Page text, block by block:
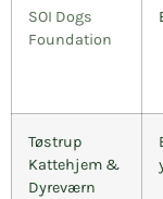
SOI Dogs
Foundation
Tøstrup
Kattehjem &
Dyreværn